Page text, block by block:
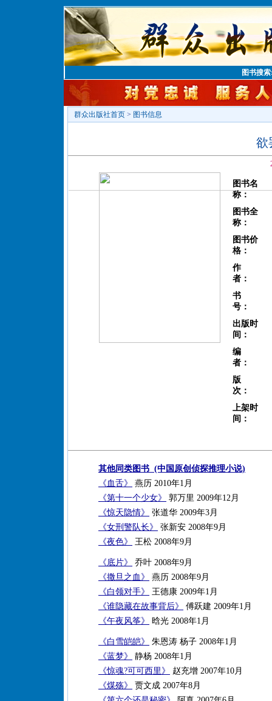
图书搜
群众出版社首页 > 图书信息
欲
图书名
称：
图书全
称：
图书价
格：
作
者：
书
号：
出版时
间：
编
者：
版
次：
上架时
间：
其他同类图书 (中国原创侦探推理小说)
《血舌》
燕历 2010年1月
《第十一个少女》
郭万里 2009年12月
《惊天隐情》
张道华 2009年3月
《女刑警队长》
张新安 2008年9月
《夜色》
王松 2008年9月
《底片》
乔叶 2008年9月
《撒旦之血》
燕历 2008年9月
《白领对手》
王德康 2009年1月
《谁隐藏在故事背后》
傅跃建 2009年1月
《午夜风筝》
晗光 2008年1月
《白雪皑皑》
朱恩涛 杨子 2008年1月
《蓝梦》
静杨 2008年1月
《惊魂?可可西里》
赵充增 2007年10月
《煤殇》
贾文成 2007年8月